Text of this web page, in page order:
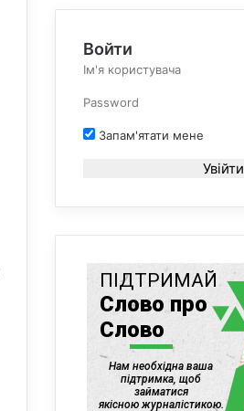
Войти
Запам'ятати мене
Увійти